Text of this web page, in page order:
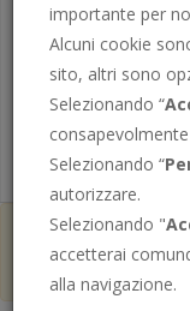
PRENOTA LA
PRATICA AUTO
ad
importante per
Alcuni cookie
sito, altri sono
Selezionando “
Selezionando “
autorizzare.
Selezionando "
accetterai
alla navigazione.